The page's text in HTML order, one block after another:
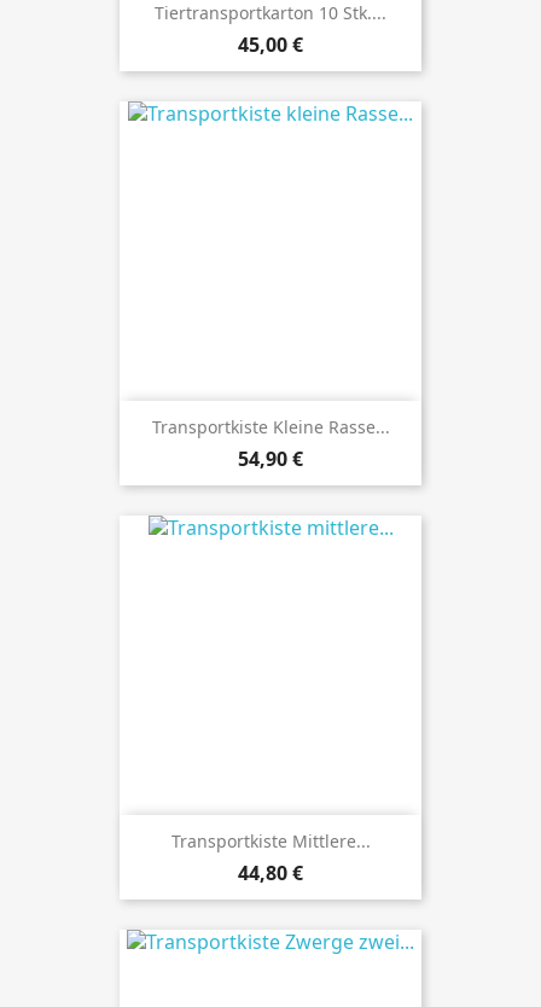
Tiertransportkarton 10 Stk....
Preis
45,00 €
Transportkiste Kleine Rasse...
Preis
54,90 €
Transportkiste Mittlere...
Preis
44,80 €